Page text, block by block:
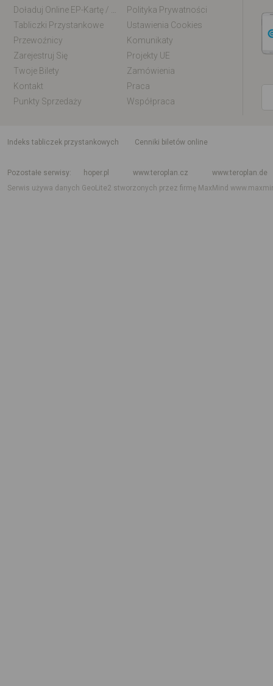
Polityka Prywatności
Tabliczki Przystankowe
Ustawienia Cookies
Przewoźnicy
Komunikaty
Zarejestruj Się
Projekty UE
Twoje Bilety
Zamówienia
Kontakt
Praca
Punkty Sprzedaży
Współpraca
indeks tabliczek przystankowych
Cenniki biletów online
Pozostałe serwisy
hoper.pl www.teroplan.cz
www.teroplan.de
Serwis używa danych GeoLite2 stworzonych przez firmę MaxMind